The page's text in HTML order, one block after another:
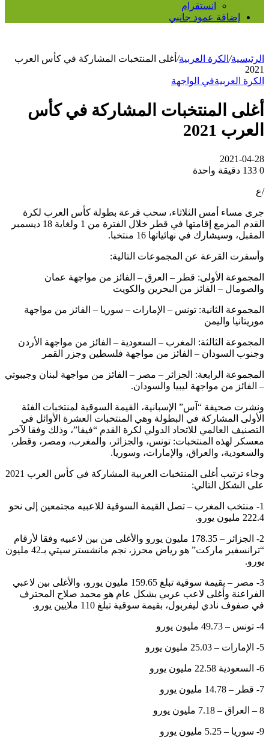
انستقرام
إضافة عمود جانبي
الرئيسية/ الكرة العربية/ أغلى المنتخبات المشاركة في كأس العرب
2021
الكرة العربيةفي الواجهة
أغلى المنتخبات المشاركة في كأس
العرب 2021
2021-04-28
0
دقيقة واحدة
/ع
جرى مساء أمس الثلاثاء، سحب قرعة بطولة كأس العرب لكرة
القدم المزمع إقامتها في قطر خلال الفترة من 1 ولغاية 18 ديسمبر
المقبل، وسيشارك في نهائياتها 16 منتخبا.
وأسفرت القرعة عن المجموعات التالية:
المجموعة الأولى: قطر – العرق – الفائز من مواجهة عمان
والصومال – الفائز من البحرين والكويت
المجموعة الثانية: تونس – الإمارات – سوريا – الفائز من مواجهة
موريتانيا واليمن
المجموعة الثالثة: المغرب – السعودية – الفائز من مواجهة الأردن
وجنوب السودان – الفائز من مواجهة فلسطين وجزر القمر
المجموعة الرابعة: الجزائر – مصر – الفائز من مواجهة لبنان وجيبوتي
– الفائز من مواجهة ليبيا والسودان.
ونشرت صحيفة “آس” الإسبانية، القيمة السوقية لمنتخبات الفئة
الأولى المشاركة في البطولة وهي المنتخبات العشرة الأوائل في
التصنيف العالمي للاتحاد الدولي لكرة القدم “فيفا”، وذلك وفقا لآخر
معسكر لهذه المنتخبات: تونس، والجزائر، والمغرب، ومصر، وقطر،
والسعودية، والعراق، والإمارات، وسوريا.
وجاء ترتيب أغلى المنتخبات العربية المشاركة في كأس العرب 2021
على الشكل التالي:
1- منتخب المغرب – تصل القيمة السوقية للاعبيه مجتمعين إلى نحو
222.4 مليون يورو.
2- الجزائر – 178.35 مليون يورو والأغلى من بين لاعبيه وفقا لأرقام
“ترانسفير ماركت” هو رياض محرز، نجم مانشستر سيتي بـ42 مليون
يورو.
3- مصر – بقيمة سوقية تبلغ 159.65 مليون يورو، والأغلى بين لاعبي
الفراعنة وأغلى لاعب عربي بشكل عام هو محمد صلاح المحترف
في صفوف نادي ليفربول، بقيمة سوقية تبلغ 110 ملايين يورو.
4- تونس – 49.73 مليون يورو
5- الإمارات – 25.03 مليون يورو
6- السعودية 22.58 مليون يورو
7- قطر – 14.78 مليون يورو
8 – العراق – 7.18 مليون يورو
9- سوريا – 5.25 مليون يورو